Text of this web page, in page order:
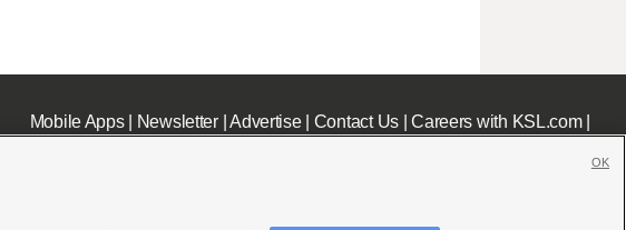
Mobile Apps| Newsletter|Advertise| Contact Us|Careers with KSL.com|
OK